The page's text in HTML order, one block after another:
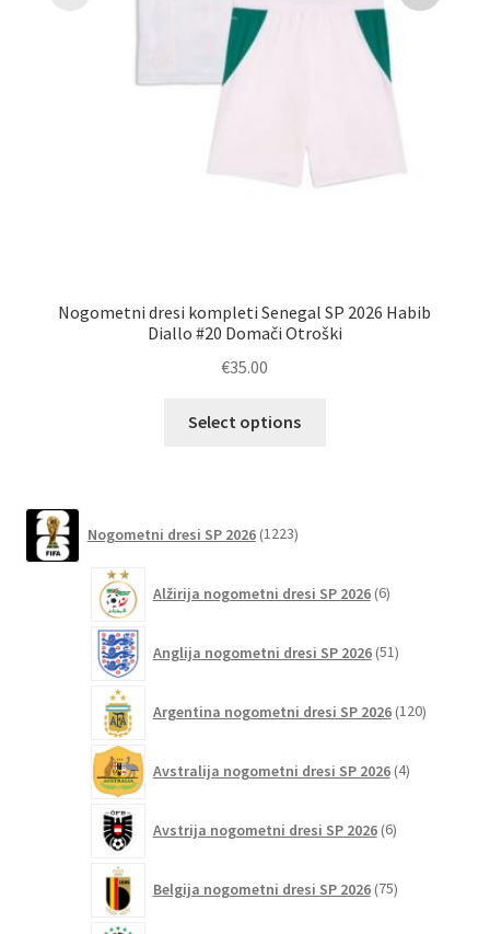
Nogometni dresi kompleti Senegal SP 2026 Habib
Diallo #20 Domači Otroški
€35.00
Select options
izberete
strani
Nogometni dresi SP 2026 1223izdelkov
Alžirija nogometni dresi SP 2026 6izdelkov
Anglija nogometni dresi SP 2026 51izdelkov
Argentina nogometni dresi SP 2026 120izdelkov
Avstralija nogometni dresi SP 2026 4izdelki
Avstrija nogometni dresi SP 2026 6izdelkov
Belgija nogometni dresi SP 2026 75izdelkov